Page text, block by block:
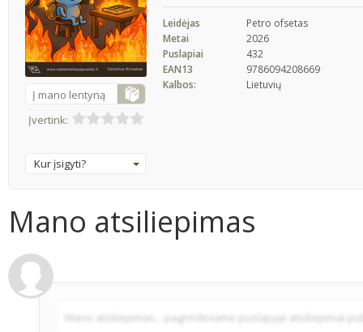
Į mano lentyną
Įvertink:
Kur įsigyti?
Leidėjas
Petro ofsetas
Metai
2026
Puslapiai
432
EAN13
9786094208669
Kalbos:
Lietuvių
Mano atsiliepimas